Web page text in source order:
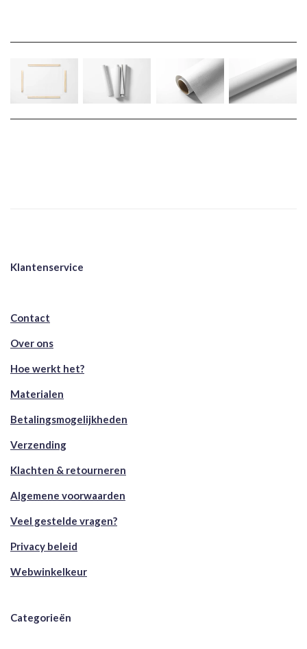
Klantenservice
Contact
Over ons
Hoe werkt het?
Materialen
Betalingsmogelijkheden
Verzending
Klachten & retourneren
Algemene voorwaarden
Veel gestelde vragen?
Privacy beleid
Webwinkelkeur
Categorieën